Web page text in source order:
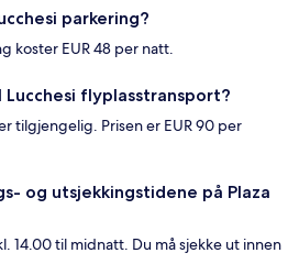
parkering?
koster EUR 48 per natt.
Lucchesi flyplasstransport?
tilgjengelig. Prisen er EUR 90 per
og utsjekkingstidene på Plaza
14.00 til midnatt. Du må sjekke ut innen